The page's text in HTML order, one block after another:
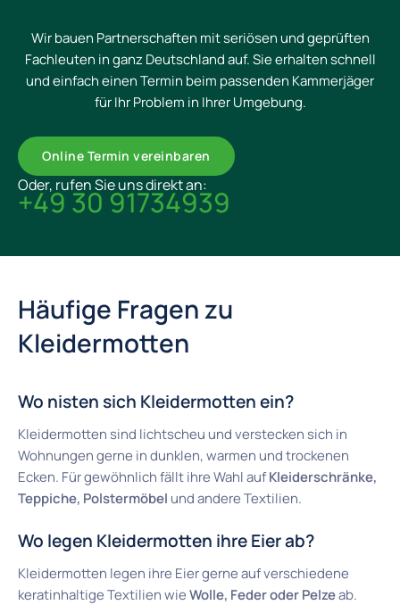
Wir bauen Partnerschaften mit seriösen und geprüften
Fachleuten in ganz Deutschland auf. Sie erhalten schnell
und einfach einen Termin beim passenden Kammerjäger
für Ihr Problem in Ihrer Umgebung.
Online Termin vereinbaren
Oder, rufen Sie uns direkt an:
+49 30 91734939
Häufige Fragen zu
Kleidermotten
Wo nisten sich Kleidermotten ein?
Kleidermotten sind lichtscheu und verstecken sich in
Wohnungen gerne in dunklen, warmen und trockenen
Ecken. Für gewöhnlich fällt ihre Wahl aufKleiderschränke,
Teppiche, Polstermöbel und andere Textilien.
Wo legen Kleidermotten ihre Eier ab?
Kleidermotten legen ihre Eier gerne auf verschiedene
keratinhaltige Textilien wieWolle, Feder oder Pelzeab.